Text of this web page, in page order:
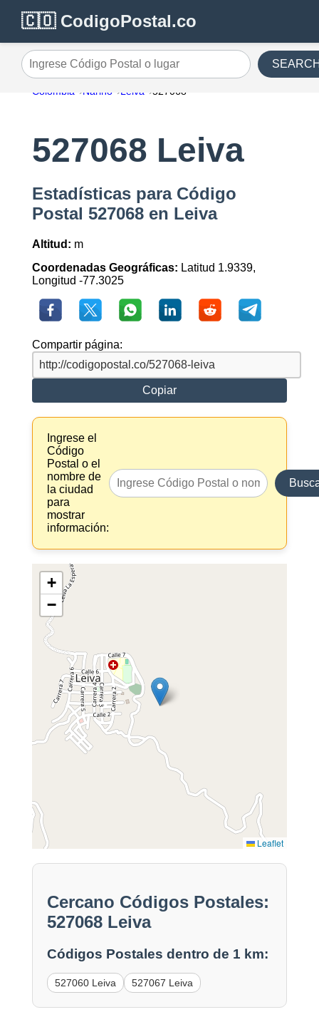
🇨🇴 CodigoPostal.co
Ingrese Código Postal o lugar
Colombia Nariño Leiva 527068
527068 Leiva
Estadísticas para Código
Postal 527068 en Leiva
Altitud: m
Coordenadas Geográficas: Latitud 1.9339,
Longitud -77.3025
Compartir página:
Copiar
Ingrese el
Código
Postal o el
nombre de
la ciudad
para
mostrar
información:
+
−
Leaflet
Cercano Códigos Postales:
527068 Leiva
Códigos Postales dentro de 1 km:
527060 Leiva 527067 Leiva